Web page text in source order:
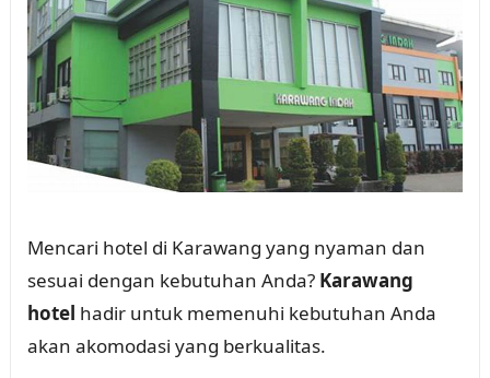
Mencari hotel di Karawang yang nyaman dan
sesuai dengan kebutuhan Anda? Karawang
hotel hadir untuk memenuhi kebutuhan Anda
akan akomodasi yang berkualitas.